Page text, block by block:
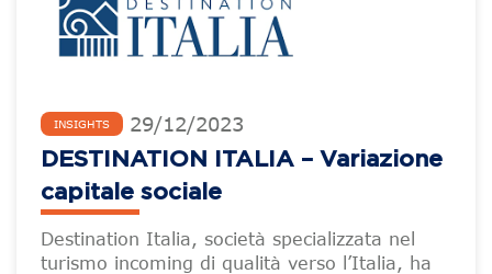
INSIGHTS 29/12/2023
DESTINATION ITALIA – Variazione
capitale sociale
Destination Italia, società specializzata nel
turismo incoming di qualità verso l’Italia, ha